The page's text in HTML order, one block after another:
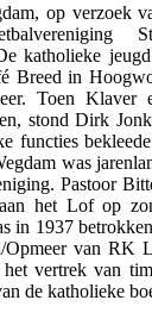
op verzoek
katholieke
Breed in
Toen Klaver
stond Dirk
functies
was
Pastoor
het Lof op
in 1937
Opmeer van RK
vertrek van
de katholieke